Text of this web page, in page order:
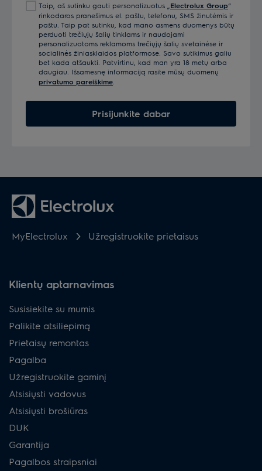
Taip, aš sutinku gauti personalizuotus „ Electrolux Group“
rinkodaros pranešimus el. paštu, telefonu, SMS žinutėmis ir
paštu. Taip pat sutinku, kad mano asmens duomenys būtų
perduoti trečiųjų šalių tinklams ir naudojami
personalizuotoms reklamoms trečiųjų šalių svetainėse ir
socialinės žiniasklaidos platformose. Savo sutikimus galiu
bet kada atšaukti. Patvirtinu, kad man yra 18 metų arba
daugiau. Išsamesnę informaciją rasite mūsų duomenų
privatumo pareiškime
Prisijunkite dabar
MyElectrolux Užregistruokite prietaisus
Klientų aptarnavimas
Susisiekite su mumis
Palikite atsiliepimą
Prietaisų remontas
Pagalba
Užregistruokite gaminį
Atsisiųsti vadovus
Atsisiųsti brošiūras
DUK
Garantija
Pagalbos straipsniai